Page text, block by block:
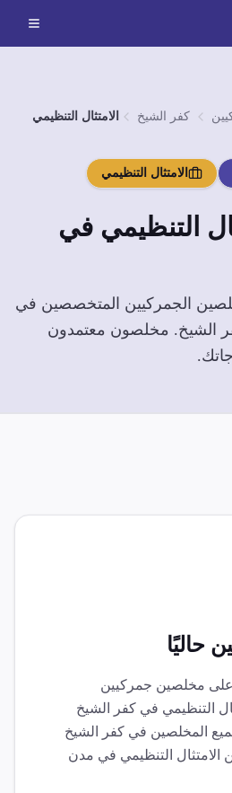
كفر الشيخ الامتثال التنظيمي
الامتثال التنظيمي
التنظيمي في
الجمركيين المتخصصين في
الشيخ. مخلصون معتمدون
حاليًا
على مخلصين جمركيين
التنظيمي في كفر الشيخ
المخلصين في كفر الشيخ
الامتثال التنظيمي في مدن